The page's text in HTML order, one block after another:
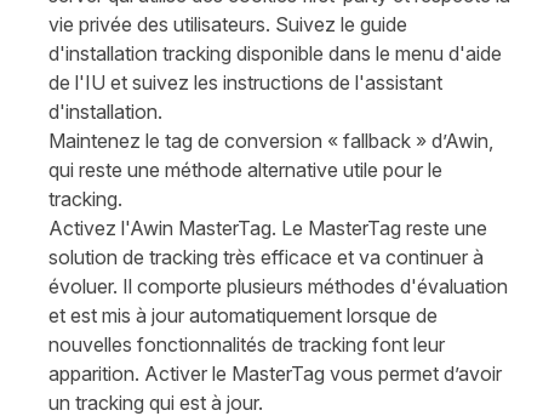
vie privée des utilisateurs. Suivez le guide
d'installation tracking disponible dans le menu d'aide
de l'IU et suivez les instructions de l'assistant
d'installation.
Maintenez le tag de conversion « fallback » d’Awin,
qui reste une méthode alternative utile pour le
tracking.
Activez l'Awin MasterTag. Le MasterTag reste une
solution de tracking très efficace et va continuer à
évoluer. Il comporte plusieurs méthodes d'évaluation
et est mis à jour automatiquement lorsque de
nouvelles fonctionnalités de tracking font leur
apparition. Activer le MasterTag vous permet d’avoir
un tracking qui est à jour.